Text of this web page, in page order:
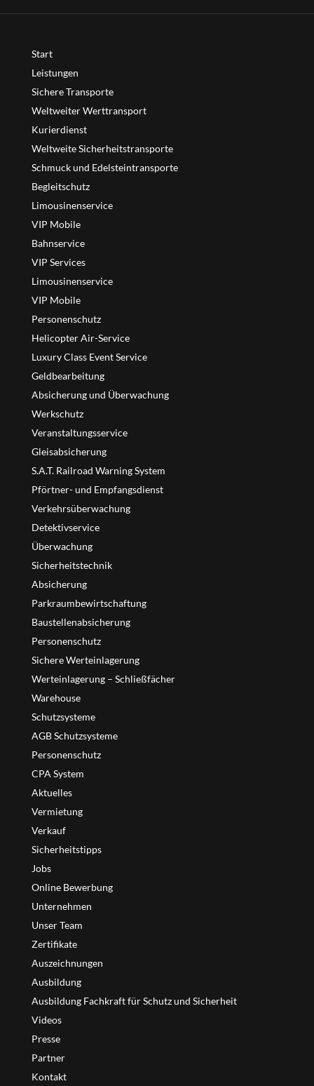
Start
Leistungen
Sichere Transporte
Weltweiter Werttransport
Kurierdienst
Weltweite Sicherheitstransporte
Schmuck und Edelsteintransporte
Begleitschutz
Limousinenservice
VIP Mobile
Bahnservice
VIP Services
Limousinenservice
VIP Mobile
Personenschutz
Helicopter Air-Service
Luxury Class Event Service
Geldbearbeitung
Absicherung und Überwachung
Werkschutz
Veranstaltungsservice
Gleisabsicherung
S.A.T. Railroad Warning System
Pförtner- und Empfangsdienst
Verkehrsüberwachung
Detektivservice
Überwachung
Sicherheitstechnik
Absicherung
Parkraumbewirtschaftung
Baustellenabsicherung
Personenschutz
Sichere Werteinlagerung
Werteinlagerung – Schließfächer
Warehouse
Schutzsysteme
AGB Schutzsysteme
Personenschutz
CPA System
Aktuelles
Vermietung
Verkauf
Sicherheitstipps
Jobs
Online Bewerbung
Unternehmen
Unser Team
Zertifikate
Auszeichnungen
Ausbildung
Ausbildung Fachkraft für Schutz und Sicherheit
Videos
Presse
Partner
Kontakt